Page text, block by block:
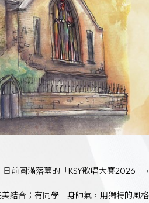
前圓滿落幕的「KSY歌唱大賽2026
結合；有同學一身帥氣，用獨特的